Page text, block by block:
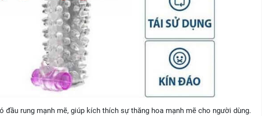
đầu rung mạnh mẽ, giúp kích thích sự thăng hoa mạnh mẽ cho người dùng.